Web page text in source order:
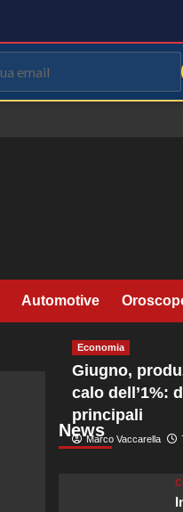
Automotive
News
Economia
Giugno,
calo dell’1%:
principali
Marco Vaccarella